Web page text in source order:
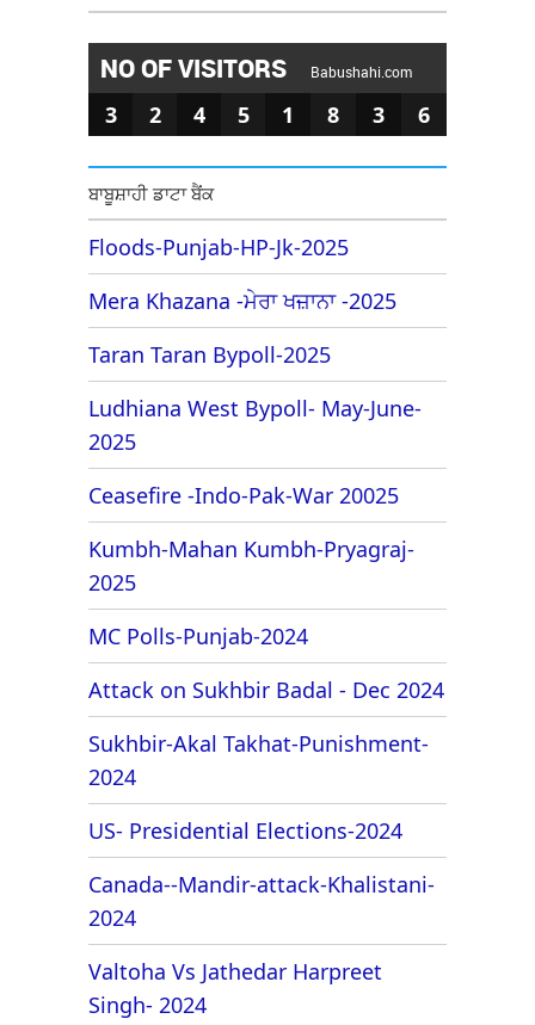
NO OF VISITORS Babushahi.com
3 2 4 5 1 8 3 6
ਬਾਬੂਸ਼ਾਹੀ ਡਾਟਾ ਬੈਂਕ
Floods-Punjab-HP-Jk-2025
Mera Khazana -ਮੇਰਾ ਖਜ਼ਾਨਾ -2025
Taran Taran Bypoll-2025
Ludhiana West Bypoll- May-June-
2025
Ceasefire -Indo-Pak-War 20025
Kumbh-Mahan Kumbh-Pryagraj-
2025
MC Polls-Punjab-2024
Attack on Sukhbir Badal - Dec 2024
Sukhbir-Akal Takhat-Punishment-
2024
US- Presidential Elections-2024
Canada--Mandir-attack-Khalistani-
2024
Valtoha Vs Jathedar Harpreet
Singh- 2024